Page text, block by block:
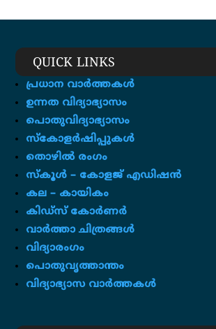
QUICK LINKS
പ്രധാന വാർത്തകൾ
ഉന്നത വിദ്യാഭ്യാസം
പൊതുവിദ്യാഭ്യാസം
സ്കോളർഷിപ്പുകൾ
തൊഴിൽ രംഗം
സ്‌കൂൾ – കോളജ് എഡിഷൻ
കല – കായികം
കിഡ്സ് കോർണർ
വാർത്താ ചിത്രങ്ങൾ
വിദ്യാരംഗം
പൊതുവൃത്താന്തം
വിദ്യാഭ്യാസ വാർത്തകൾ